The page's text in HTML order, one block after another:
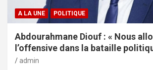
A LA UNE POLITIQUE
Abdourahmane Diouf : « Nous
l’offensive dans la bataille
admin